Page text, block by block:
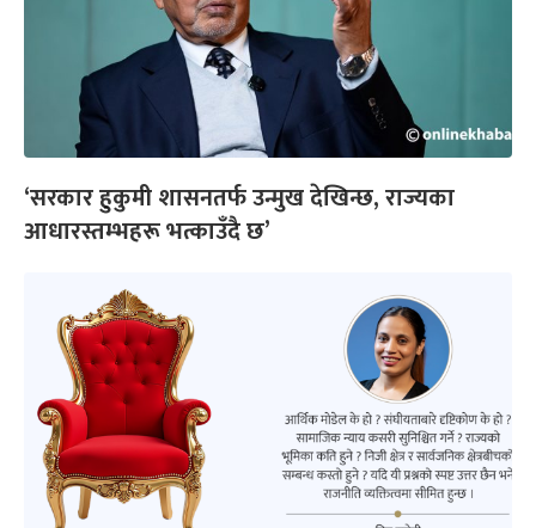
‘सरकार हुकुमी शासनतर्फ उन्मुख देखिन्छ, राज्यका
आधारस्तम्भहरू भत्काउँदै छ’